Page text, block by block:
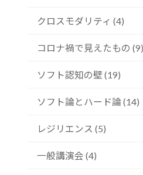
クロスモダリティ (4)
コロナ禍で見えたもの (9)
ソフト認知の壁 (19)
ソフト論とハード論 (14)
レジリエンス (5)
一般講演会 (4)